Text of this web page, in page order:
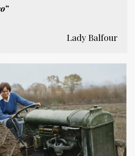
”
Lady Balfour